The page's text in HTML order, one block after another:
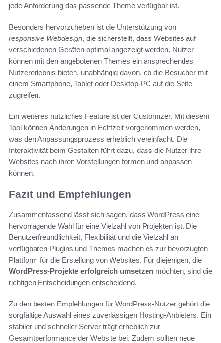
jede Anforderung das passende Theme verfügbar ist.
Besonders hervorzuheben ist die Unterstützung von
responsive Webdesign, die sicherstellt, dass Websites auf
verschiedenen Geräten optimal angezeigt werden. Nutzer
können mit den angebotenen Themes ein ansprechendes
Nutzererlebnis bieten, unabhängig davon, ob die Besucher mit
einem Smartphone, Tablet oder Desktop-PC auf die Seite
zugreifen.
Ein weiteres nützliches Feature ist der Customizer. Mit diesem
Tool können Änderungen in Echtzeit vorgenommen werden,
was den Anpassungsprozess erheblich vereinfacht. Die
Interaktivität beim Gestalten führt dazu, dass die Nutzer ihre
Websites nach ihren Vorstellungen formen und anpassen
können.
Fazit und Empfehlungen
Zusammenfassend lässt sich sagen, dass WordPress eine
hervorragende Wahl für eine Vielzahl von Projekten ist. Die
Benutzerfreundlichkeit, Flexibilität und die Vielzahl an
verfügbaren Plugins und Themes machen es zur bevorzugten
Plattform für die Erstellung von Websites. Für diejenigen, die
WordPress-Projekte erfolgreich umsetzen möchten, sind die
richtigen Entscheidungen entscheidend.
Zu den besten Empfehlungen für WordPress-Nutzer gehört die
sorgfältige Auswahl eines zuverlässigen Hosting-Anbieters. Ein
stabiler und schneller Server trägt erheblich zur
Gesamtperformance der Website bei. Zudem sollten neue